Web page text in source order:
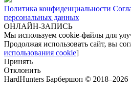
Политика конфиденциальности
персональных данных
ОНЛАЙН-ЗАПИСЬ
Мы используем cookie-файлы для
Продолжая использовать сайт, вы
использования cookie]
Принять
Отклонить
HardHunters Барбершоп © 2018–2026